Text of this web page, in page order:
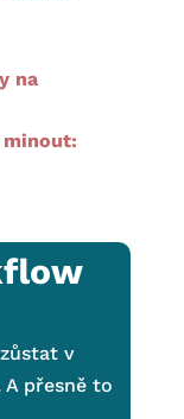
na
minout:
v
A přesně to